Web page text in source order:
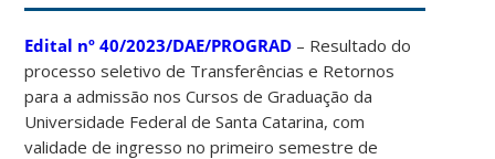
Edital nº 40/2023/DAE/PROGRAD – Resultado do
processo seletivo de Transferências e Retornos
para a admissão nos Cursos de Graduação da
Universidade Federal de Santa Catarina, com
validade de ingresso no primeiro semestre de